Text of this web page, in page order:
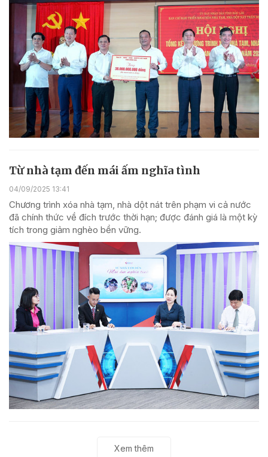
Từ nhà tạm đến mái ấm nghĩa tình
04/09/2025 13:41
Chương trình xóa nhà tạm, nhà dột nát trên phạm vi cả nước
đã chính thức về đích trước thời hạn; được đánh giá là một kỳ
tích trong giảm nghèo bền vững.
Xem thêm